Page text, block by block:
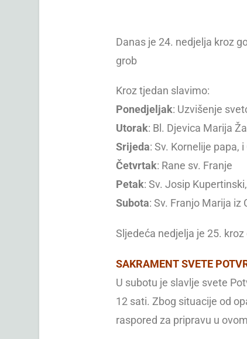
Danas je 24. nedjelja kroz
grob
Kroz tjedan slavimo:
Ponedjeljak: Uzvišenje
Utorak: Bl. Djevica Marija
Srijeda: Sv. Kornelije papa,
Četvrtak: Rane sv. Franje
Petak: Sv. Josip
Subota: Sv. Franjo Marija
Sljedeća nedjelja je 25. kroz
SAKRAMENT SVETE
U subotu je slavlje svete
12 sati. Zbog situacije od
raspored za pripravu u